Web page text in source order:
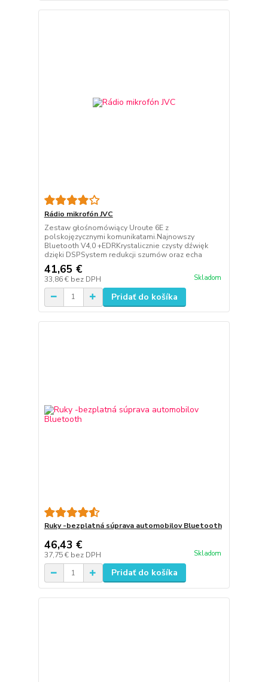
Rádio mikrofón JVC
Zestaw głośnomówiący Uroute 6E z
polskojęzycznymi komunikatami.Najnowszy
Bluetooth V4,0 +EDRKrystalicznie czysty dźwięk
dzięki DSPSystem redukcji szumów oraz echa
41,65 €
33,86 € bez DPH Skladom
Pridať do košíka
Ruky -bezplatná súprava automobilov Bluetooth
46,43 €
37,75 € bez DPH Skladom
Pridať do košíka